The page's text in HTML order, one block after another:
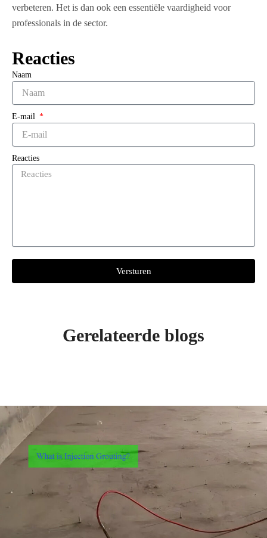
verbeteren. Het is dan ook een essentiële vaardigheid voor
professionals in de sector.
Reacties
Naam
E-mail
Reacties
Versturen
Gerelateerde blogs